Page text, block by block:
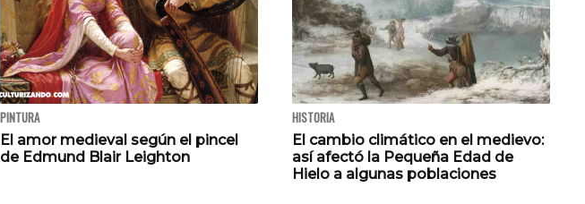
PINTURA
El amor medieval según el pincel
de Edmund Blair Leighton
HISTORIA
El cambio climático en el medievo:
así afectó la Pequeña Edad de
Hielo a algunas poblaciones